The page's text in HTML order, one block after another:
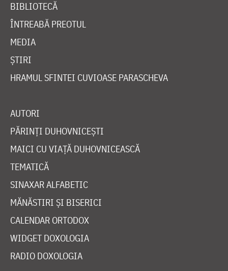
BIBLIOTECĂ
ÎNTREABĂ PREOTUL
MEDIA
ȘTIRI
HRAMUL SFINTEI CUVIOASE PARASCHEVA
AUTORI
PĂRINȚI DUHOVNICEȘTI
MAICI CU VIAȚĂ DUHOVNICEASCĂ
TEMATICĂ
SINAXAR ALFABETIC
MĂNĂSTIRI ȘI BISERICI
CALENDAR ORTODOX
WIDGET DOXOLOGIA
RADIO DOXOLOGIA